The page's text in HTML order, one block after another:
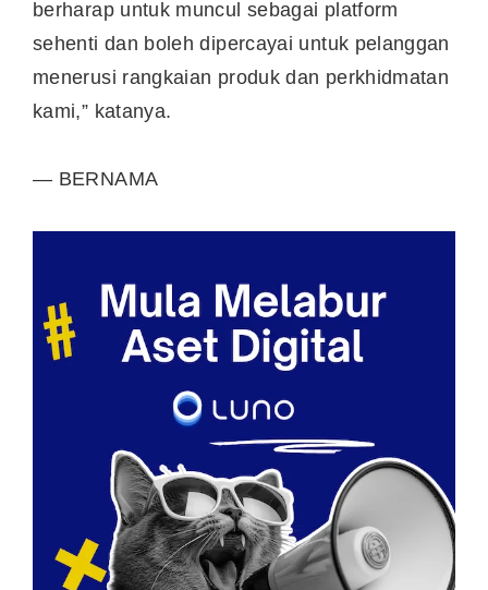
berharap untuk muncul sebagai platform
sehenti dan boleh dipercayai untuk pelanggan
menerusi rangkaian produk dan perkhidmatan
kami,” katanya.
— BERNAMA